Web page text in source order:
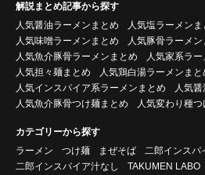
解説まとめ記事から探す
人気醤油ラーメンまとめ
人気塩ラーメンま
人気味噌ラーメンまとめ
人気豚骨ラーメン
人気魚介豚骨ラーメンまとめ
人気家系ラ
人気担々麺まとめ
人気鶏白湯ラーメンまと
人気インスパイア系ラーメンまとめ
人気
人気魚介豚骨つけ麺まとめ
人気変わり種
カテゴリーから探す
ラーメン
つけ麺 まぜそば
二郎インスパ
二郎インスパイア汁なし
TAKUMEN LABO